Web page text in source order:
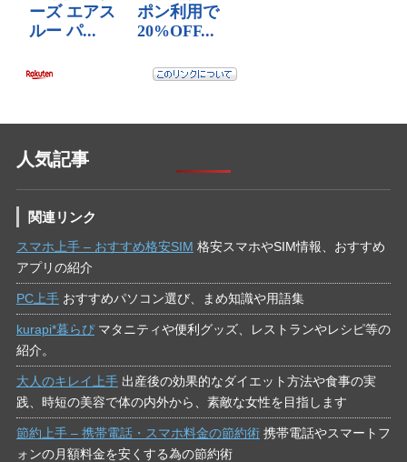
人気記事
関連リンク
スマホ上手 – おすすめ格安SIM 格安スマホやSIM情報、おすすめ
アプリの紹介
PC上手おすすめパソコン選び、まめ知識や用語集
kurapi*暮らぴマタニティや便利グッズ、レストランやレシピ等の
紹介。
大人のキレイ上手出産後の効果的なダイエット方法や食事の実
践、時短の美容で体の内外から、素敵な女性を目指します
節約上手 – 携帯電話・スマホ料金の節約術携帯電話やスマートフ
ォンの月額料金を安くする為の節約術